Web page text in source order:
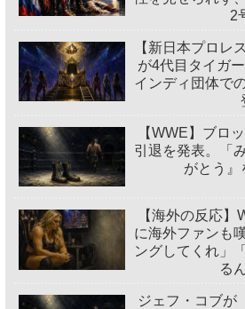
2
【新日本プロレ
が4代目タイガ
インディ団体で
【WWE】ブロ
引退を発表。「
がとう』
【海外の反応
に海外ファンも
ングしてくれ」
る
ジェフ・コブが